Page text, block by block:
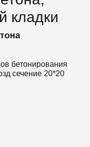
кладки
бетонирования
сечение 20*20